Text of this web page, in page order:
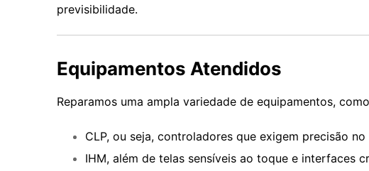
previsibilidade.
Equipamentos Atendidos
Reparamos uma ampla variedade de equipamentos,
CLP, ou seja, controladores que exigem precisão no
IHM, além de telas sensíveis ao toque e interfaces